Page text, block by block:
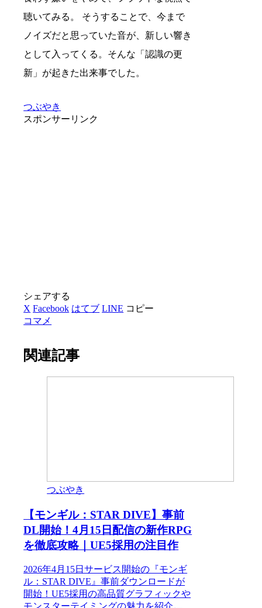
聴いてみる。 そうすることで、今まで
ノイズだと思っていた音が、新しい響き
として入ってくる。そんな「認識の更
新」が起きた出来事でした。
つぶやき
スポンサーリンク
シェアする
X Facebook はてブ LINE コピー
コマメ
関連記事
つぶやき
【モンギル：STAR DIVE】事前
DL開始！4月15日配信の新作RPG
を徹底攻略｜UE5採用の注目作
2026年4月15日サービス開始の『モンギ
ル：STAR DIVE』事前ダウンロードが
開始！UE5採用の高品質グラフィックや